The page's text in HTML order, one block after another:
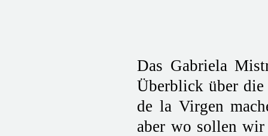
Das Gabriela
Überblick über die
de la Virgen
aber wo sollen